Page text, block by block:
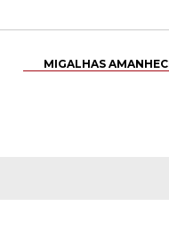
MIGALHAS